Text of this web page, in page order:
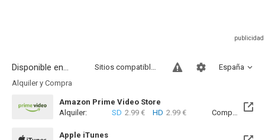
Disponible en... España
Sitios compatibles
Alquiler y Compra
Amazon Prime Video Store
Alquiler:
SD 2.99 € HD 2.99 € Compra: SD
Apple iTunes